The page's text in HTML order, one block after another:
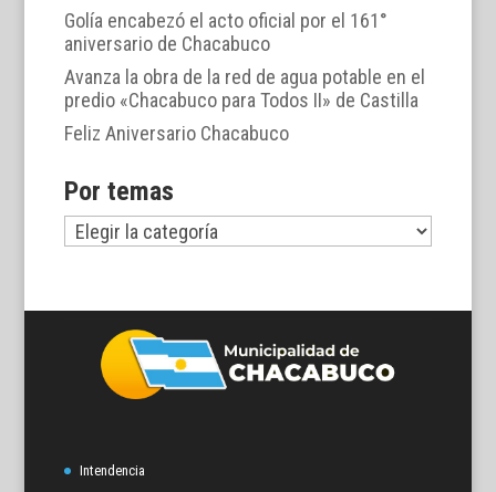
Golía encabezó el acto oficial por el 161°
aniversario de Chacabuco
Avanza la obra de la red de agua potable en el
predio «Chacabuco para Todos II» de Castilla
Feliz Aniversario Chacabuco
Por temas
Por
temas
Intendencia